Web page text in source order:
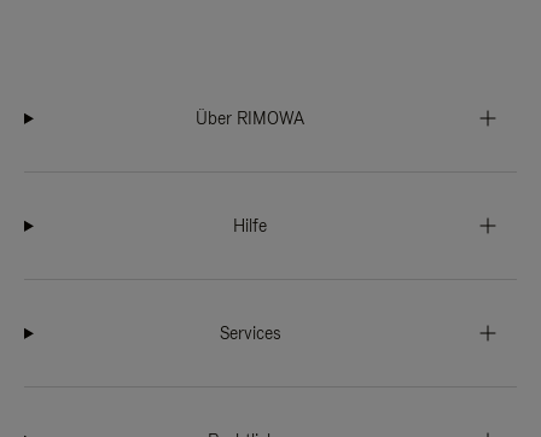
Über RIMOWA
Hilfe
Services